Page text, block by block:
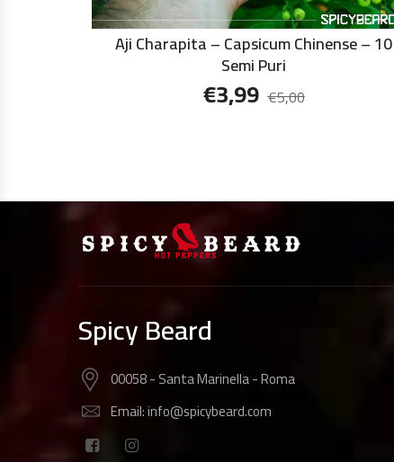
Aji Charapita – Capsicum Chinense – 10
Semi Puri
€5,00
€3,99
Spicy Beard
00058 - Santa Marinella - Roma
Email: info@spicybeard.com